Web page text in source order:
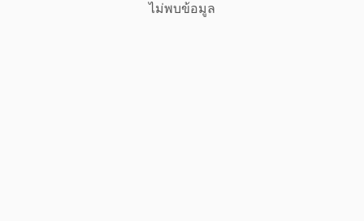
ไม่พบข้อมูล